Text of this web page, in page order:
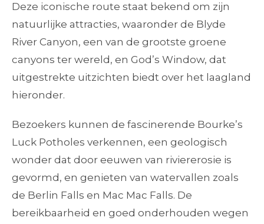
Deze iconische route staat bekend om zijn
natuurlijke attracties, waaronder de Blyde
River Canyon, een van de grootste groene
canyons ter wereld, en God’s Window, dat
uitgestrekte uitzichten biedt over het laagland
hieronder.
Bezoekers kunnen de fascinerende Bourke’s
Luck Potholes verkennen, een geologisch
wonder dat door eeuwen van riviererosie is
gevormd, en genieten van watervallen zoals
de Berlin Falls en Mac Mac Falls. De
bereikbaarheid en goed onderhouden wegen